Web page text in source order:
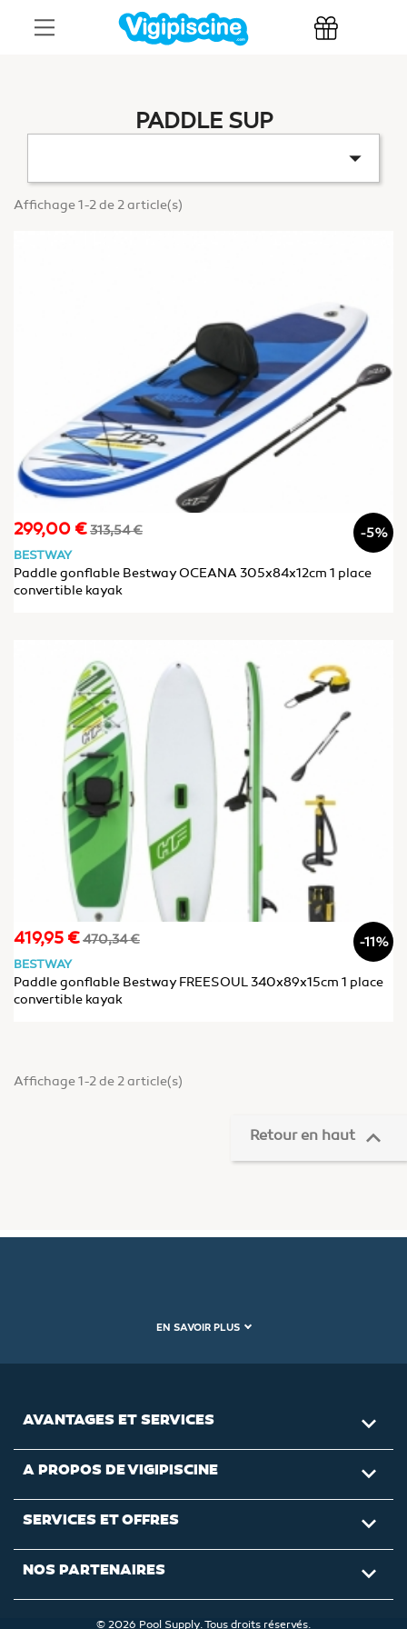
PADDLE SUP

Affichage 1-2 de 2 article(s)
Prix
299,00 €Prix
313,54 € -5%
BESTWAY
Paddle gonflable Bestway OCEANA 305x84x12cm 1 place
convertible kayak
Prix
419,95 €Prix
470,34 € -11%
BESTWAY
Paddle gonflable Bestway FREESOUL 340x89x15cm 1 place
convertible kayak
Affichage 1-2 de 2 article(s)
Retour en haut 
EN SAVOIR PLUS
AVANTAGES ET SERVICES 
A PROPOS DE VIGIPISCINE 
SERVICES ET OFFRES 
NOS PARTENAIRES 
© 2026 Pool Supply. Tous droits réservés.